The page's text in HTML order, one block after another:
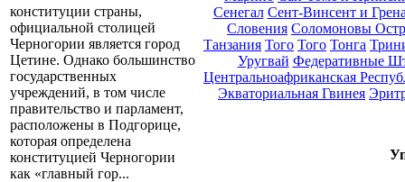
конституции страны,
официальной столицей
Черногории является город
Цетине. Однако большинство
государственных
учреждений, в том числе
правительство и парламент,
расположены в Подгорице,
которая определена
конституцией Черногории
как «главный гор...
Сенегал Сент-Винсент и
Словения Соломоновы
Танзания Того Того Тонга
Уругвай Федеративные
Центральноафриканская
Экваториальная Гвинея